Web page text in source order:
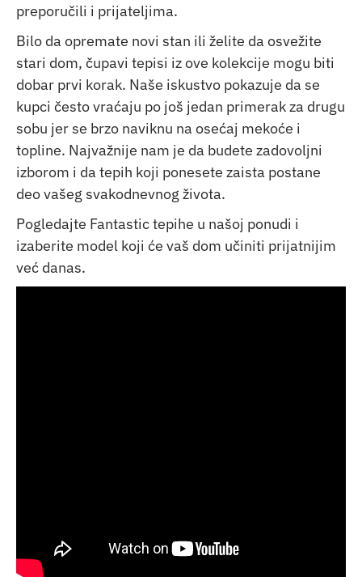
preporučili i prijateljima.
Bilo da opremate novi stan ili želite da osvežite
stari dom, čupavi tepisi iz ove kolekcije mogu biti
dobar prvi korak. Naše iskustvo pokazuje da se
kupci često vraćaju po još jedan primerak za drugu
sobu jer se brzo naviknu na osećaj mekoće i
topline. Najvažnije nam je da budete zadovoljni
izborom i da tepih koji ponesete zaista postane
deo vašeg svakodnevnog života.
Pogledajte Fantastic tepihe u našoj ponudi i
izaberite model koji će vaš dom učiniti prijatnijim
već danas.